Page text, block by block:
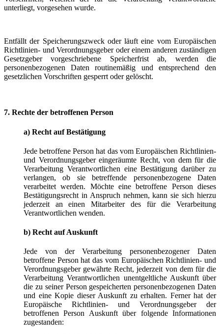
unterliegt, vorgesehen wurde.
Entfällt der Speicherungszweck oder läuft eine vom Europäischen
Richtlinien- und Verordnungsgeber oder einem anderen zuständigen
Gesetzgeber vorgeschriebene Speicherfrist ab, werden die
personenbezogenen Daten routinemäßig und entsprechend den
gesetzlichen Vorschriften gesperrt oder gelöscht.
7. Rechte der betroffenen Person
a) Recht auf Bestätigung
Jede betroffene Person hat das vom Europäischen Richtlinien-
und Verordnungsgeber eingeräumte Recht, von dem für die
Verarbeitung Verantwortlichen eine Bestätigung darüber zu
verlangen, ob sie betreffende personenbezogene Daten
verarbeitet werden. Möchte eine betroffene Person dieses
Bestätigungsrecht in Anspruch nehmen, kann sie sich hierzu
jederzeit an einen Mitarbeiter des für die Verarbeitung
Verantwortlichen wenden.
b) Recht auf Auskunft
Jede von der Verarbeitung personenbezogener Daten
betroffene Person hat das vom Europäischen Richtlinien- und
Verordnungsgeber gewährte Recht, jederzeit von dem für die
Verarbeitung Verantwortlichen unentgeltliche Auskunft über
die zu seiner Person gespeicherten personenbezogenen Daten
und eine Kopie dieser Auskunft zu erhalten. Ferner hat der
Europäische Richtlinien- und Verordnungsgeber der
betroffenen Person Auskunft über folgende Informationen
zugestanden: